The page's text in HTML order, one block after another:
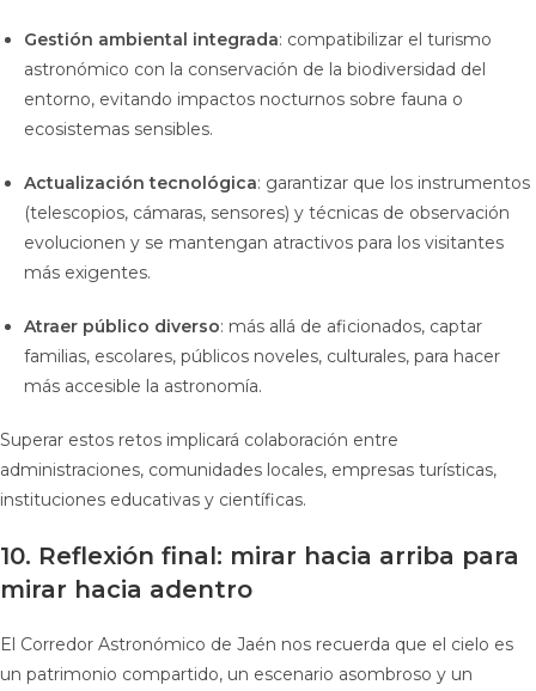
Gestión ambiental integrada: compatibilizar el turismo
astronómico con la conservación de la biodiversidad del
entorno, evitando impactos nocturnos sobre fauna o
ecosistemas sensibles.
Actualización tecnológica: garantizar que los instrumentos
(telescopios, cámaras, sensores) y técnicas de observación
evolucionen y se mantengan atractivos para los visitantes
más exigentes.
Atraer público diverso: más allá de aficionados, captar
familias, escolares, públicos noveles, culturales, para hacer
más accesible la astronomía.
Superar estos retos implicará colaboración entre
administraciones, comunidades locales, empresas turísticas,
instituciones educativas y científicas.
10. Reflexión final: mirar hacia arriba para
mirar hacia adentro
El Corredor Astronómico de Jaén nos recuerda que el cielo es
un patrimonio compartido, un escenario asombroso y un